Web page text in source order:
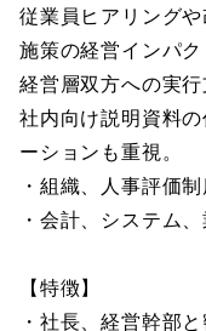
従業員ヒアリングや
施策の経営インパ
経営層双方への実行
社内向け説明資料
ーションも重視。
・組織、人事評価
・会計、システム
【特徴】
・社長、経営幹部と